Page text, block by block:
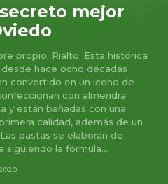
mejor
propio: Rialto. Esta histórica
hace ocho décadas
convertido en un icono de
con almendra
y están bañadas con una
calidad, además de un
pastas se elaboran de
la fórmula...